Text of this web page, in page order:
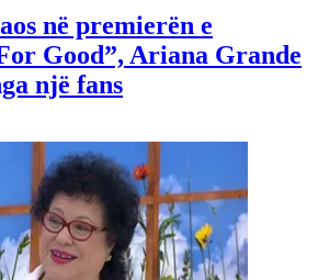
në premierën e
Good”, Ariana Grande
një fans